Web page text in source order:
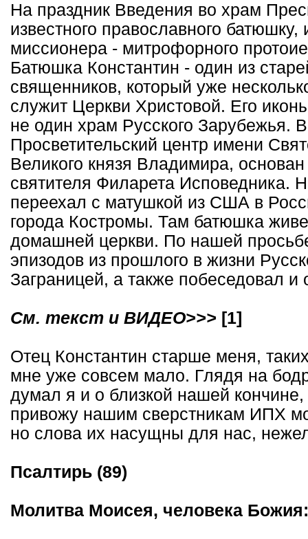
На праздник Введения во храм
известного православного
миссионера - митрофорного
Батюшка Константин - один из
священников, который уже
служит Церкви Христовой. Его
не один храм Русского Зарубежья.
Просветительский центр имени
Великого князя Владимира,
святителя Филарета Исповедника.
переехал с матушкой из США в
города Костромы. Там батюшка
домашней церкви. По нашей
эпизодов из прошлого в жизни
Заграницей, а также побеседовал
См. текст и ВИДЕО>>> [1]
Отец Константин старше меня,
мне уже совсем мало. Глядя на
думал я и о близкой нашей
привожу нашим сверстникам ИПХ
но слова их насущны для нас,
Псалтирь (89)
Молитва Моисея, человека Божия: